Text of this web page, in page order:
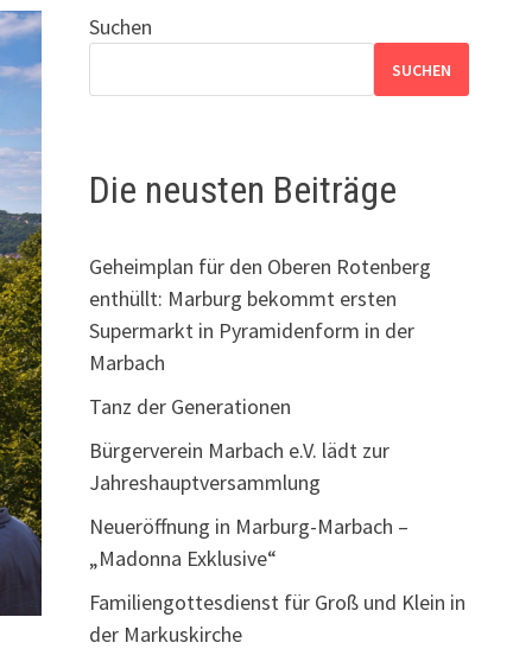
Suchen
SUCHEN
Die neusten Beiträge
Geheimplan für den Oberen Rotenberg
enthüllt: Marburg bekommt ersten
Supermarkt in Pyramidenform in der
Marbach
Tanz der Generationen
Bürgerverein Marbach e.V. lädt zur
Jahreshauptversammlung
Neueröffnung in Marburg-Marbach –
„Madonna Exklusive“
Familiengottesdienst für Groß und Klein in
der Markuskirche